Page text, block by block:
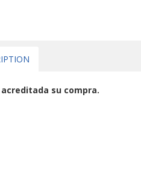
su compra.